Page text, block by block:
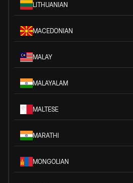
LITHUANIAN
MACEDONIAN
MALAY
MALAYALAM
MALTESE
MARATHI
MONGOLIAN